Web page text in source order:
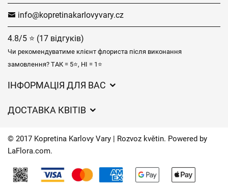
info@kopretinakarlovyvary.cz
4.8/5 ⭐ (17 відгуків)
Чи рекомендуватиме клієнт флориста після виконання
замовлення? ТАК = 5⭐, НІ = 1⭐
ІНФОРМАЦІЯ ДЛЯ ВАС
Захист персональних даних
Час доставки квітів – огляд можливостей
ДОСТАВКА КВІТІВ
Куди ми доставляємо квіти
Контакти
© 2017 Kopretina Karlovy Vary | Rozvoz květin. Powered by
LaFlora.com.